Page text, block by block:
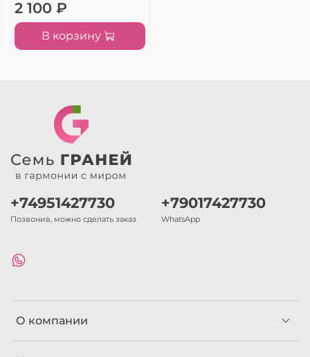
2 100 ₽
В корзину
О компании
+74951427730
Позвонив, можно сделать заказ
+79017427730
WhatsApp